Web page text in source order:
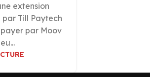
extension
Till Paytech
par Moov